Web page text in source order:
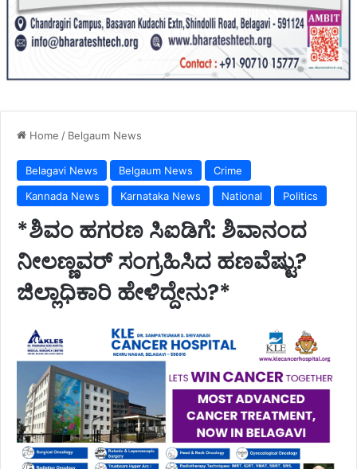
Home / Belgaum News
Belagavi News Belgaum News
Crime
Kannada News
Karnataka News National Politics
*ಶಿವಂ ಹಗರಣ ಸಿಐಡಿಗೆ: ಶಿವಾನಂದ
ನೀಲಣ್ಣವರ್ ಸಂಗ್ರಹಿಸಿದ ಹಣವೆಷ್ಟು?
ಜಿಲ್ಲಾಧಿಕಾರಿ ಹೇಳಿದ್ದೇನು?*